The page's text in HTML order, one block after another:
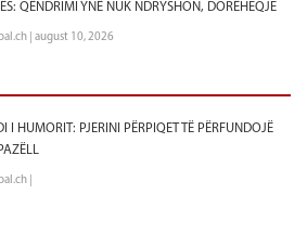
QËNDRIMI YNË NUK NDRYSHON, DORËHEQJE
| august 10, 2026
I HUMORIT: PJERINI PËRPIQET TË PËRFUNDOJË
|